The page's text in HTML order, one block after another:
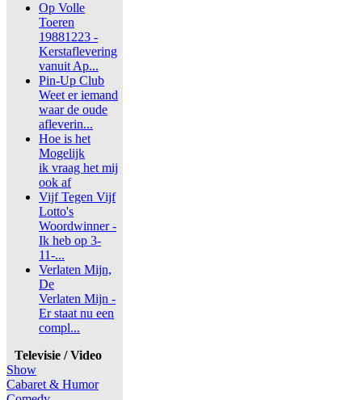
Op Volle
Toeren
19881223 -
Kerstaflevering
vanuit Ap...
Pin-Up Club
Weet er iemand
waar de oude
afleverin...
Hoe is het
Mogelijk
ik vraag het mij
ook af
Vijf Tegen Vijf
Lotto's
Woordwinner -
Ik heb op 3-
11-...
Verlaten Mijn,
De
Verlaten Mijn -
Er staat nu een
compl...
Televisie / Video
Show
Cabaret & Humor